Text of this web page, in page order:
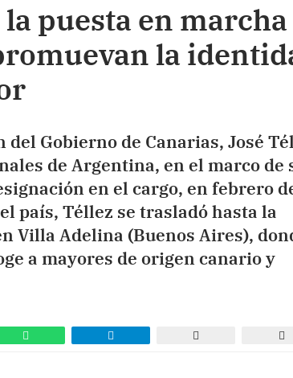
puesta en marcha
la
Gobierno de Canarias, José
de Argentina, en el marco de
en el cargo, en febrero
país, Téllez se trasladó hasta la
Villa Adelina (Buenos Aires),
a mayores de origen canario y